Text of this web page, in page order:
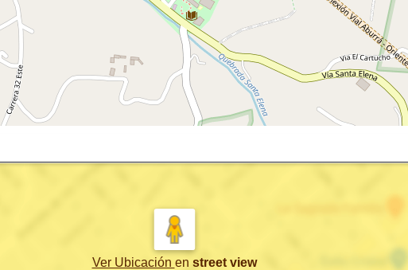
Ver Ubicación en street view